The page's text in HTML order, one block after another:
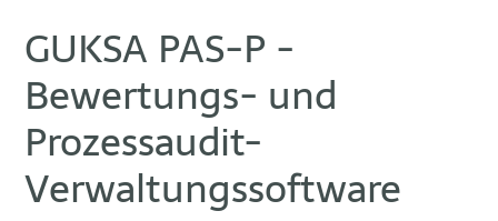
GUKSA PAS-P -
Bewertungs- und
Prozessaudit-
Verwaltungssoftware